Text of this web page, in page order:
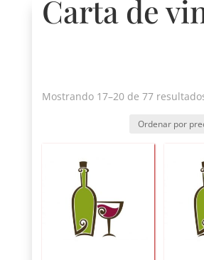
Carta de
Mostrando 17–20 de 77